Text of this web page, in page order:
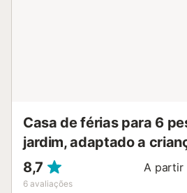
Casa de férias para 6
jardim, adaptado a
8,7
6 avaliações
A partir